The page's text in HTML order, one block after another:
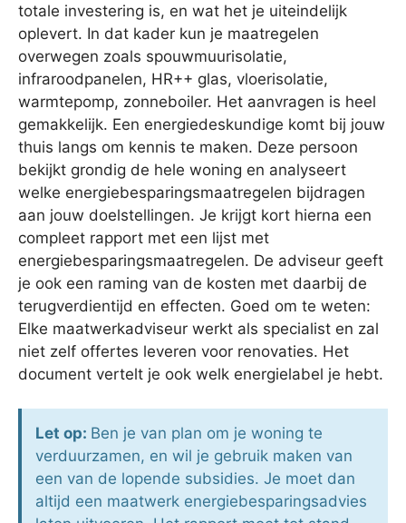
totale investering is, en wat het je uiteindelijk
oplevert. In dat kader kun je maatregelen
overwegen zoals spouwmuurisolatie,
infraroodpanelen, HR++ glas, vloerisolatie,
warmtepomp, zonneboiler. Het aanvragen is heel
gemakkelijk. Een energiedeskundige komt bij jouw
thuis langs om kennis te maken. Deze persoon
bekijkt grondig de hele woning en analyseert
welke energiebesparingsmaatregelen bijdragen
aan jouw doelstellingen. Je krijgt kort hierna een
compleet rapport met een lijst met
energiebesparingsmaatregelen. De adviseur geeft
je ook een raming van de kosten met daarbij de
terugverdientijd en effecten. Goed om te weten:
Elke maatwerkadviseur werkt als specialist en zal
niet zelf offertes leveren voor renovaties. Het
document vertelt je ook welk energielabel je hebt.
Let op: Ben je van plan om je woning te
verduurzamen, en wil je gebruik maken van
een van de lopende subsidies. Je moet dan
altijd een maatwerk energiebesparingsadvies